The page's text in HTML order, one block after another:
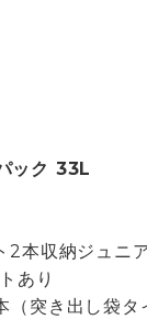
ック 33L
2本収納ジュニ
あり
（突き出し袋タ